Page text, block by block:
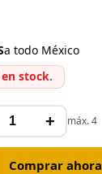
a todo México
stock.
+ máx. 4
Comprar ahora